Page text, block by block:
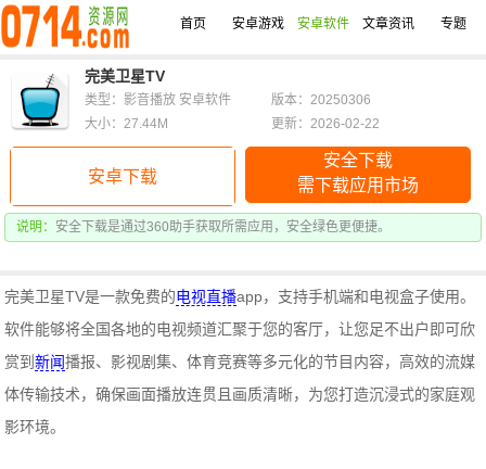
首页 安卓游戏 安卓软件 文章资讯 专题
完美卫星TV
安卓下载
安全下载
需下载应用市场
说明： 安全下载是通过360助手获取所需应用，安全绿色更便捷。
类型：影音播放 安卓软件
版本：20250306
大小：27.44M
更新：2026-02-22
完美卫星TV是一款免费的电视直播app，支持手机端和电视盒子使用。
软件能够将全国各地的电视频道汇聚于您的客厅，让您足不出户即可欣
赏到新闻播报、影视剧集、体育竞赛等多元化的节目内容，高效的流媒
体传输技术，确保画面播放连贯且画质清晰，为您打造沉浸式的家庭观
影环境。